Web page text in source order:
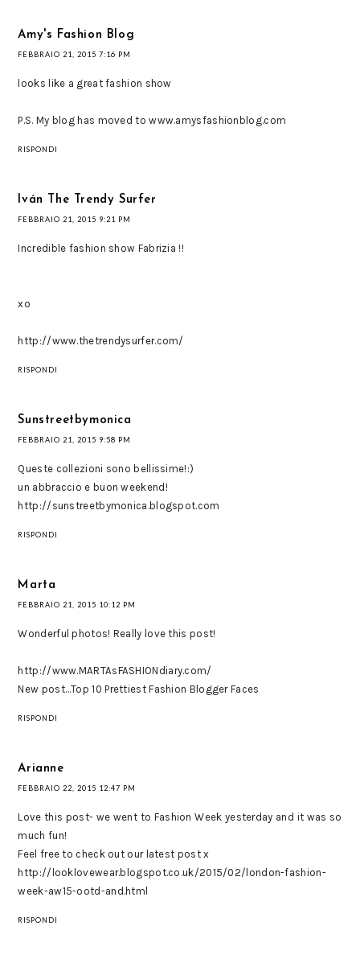
Amy's Fashion Blog
FEBBRAIO 21, 2015 7:16 PM
looks like a great fashion show
P.S. My blog has moved to www.amysfashionblog.com
RISPONDI
Iván The Trendy Surfer
FEBBRAIO 21, 2015 9:21 PM
Incredible fashion show Fabrizia !!
xo
http://www.thetrendysurfer.com/
RISPONDI
Sunstreetbymonica
FEBBRAIO 21, 2015 9:58 PM
Queste collezioni sono bellissime!:)
un abbraccio e buon weekend!
http://sunstreetbymonica.blogspot.com
RISPONDI
Marta
FEBBRAIO 21, 2015 10:12 PM
Wonderful photos! Really love this post!
http://www.MARTAsFASHIONdiary.com/
New post…Top 10 Prettiest Fashion Blogger Faces
RISPONDI
Arianne
FEBBRAIO 22, 2015 12:47 PM
Love this post- we went to Fashion Week yesterday and it was so
much fun!
Feel free to check out our latest post x
http://looklovewear.blogspot.co.uk/2015/02/london-fashion-
week-aw15-ootd-and.html
RISPONDI